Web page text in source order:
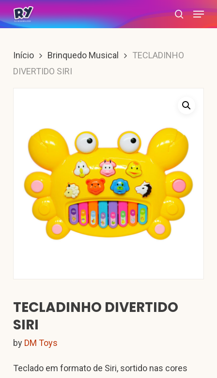
Skip
to
content
search
Menu
Início Brinquedo Musical
TECLADINHO
DIVERTIDO SIRI
TECLADINHO DIVERTIDO
SIRI
by DM Toys
Teclado em formato de Siri, sortido nas cores